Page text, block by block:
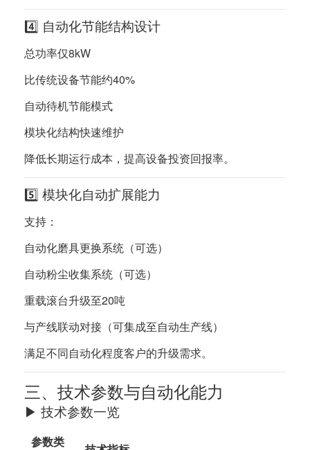
4️⃣ 自动化节能结构设计
总功率仅8kW
比传统设备节能约40%
自动待机节能模式
模块化结构快速维护
降低长期运行成本，提高设备投资回报率。
5️⃣ 模块化自动扩展能力
支持：
自动化磨具更换系统（可选）
自动粉尘收集系统（可选）
重载滚台升级至20吨
与产线联动对接（可集成至自动生产线）
满足不同自动化程度客户的升级需求。
三、技术参数与自动化能力
▶ 技术参数一览
参数类